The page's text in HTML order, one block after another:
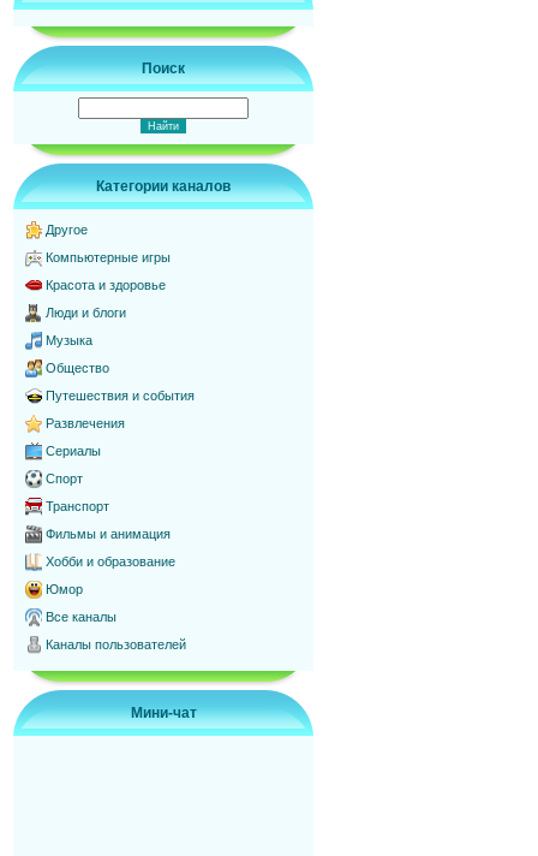
Поиск
Категории каналов
Другое
Компьютерные игры
Красота и здоровье
Люди и блоги
Музыка
Общество
Путешествия и события
Развлечения
Сериалы
Спорт
Транспорт
Фильмы и анимация
Хобби и образование
Юмор
Все каналы
Каналы пользователей
Мини-чат